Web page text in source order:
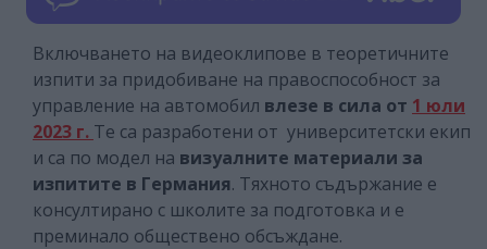
Включването на видеоклипове в теоретичните
изпити за придобиване на правоспособност за
управление на автомобил влезе в сила от 1 юли
2023 г. Те са разработени от университетски екип
и са по модел на визуалните материали за
изпитите в Германия. Тяхното съдържание е
консултирано с школите за подготовка и е
преминало обществено обсъждане.